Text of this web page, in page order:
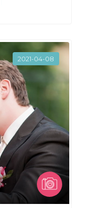
2021-04-08